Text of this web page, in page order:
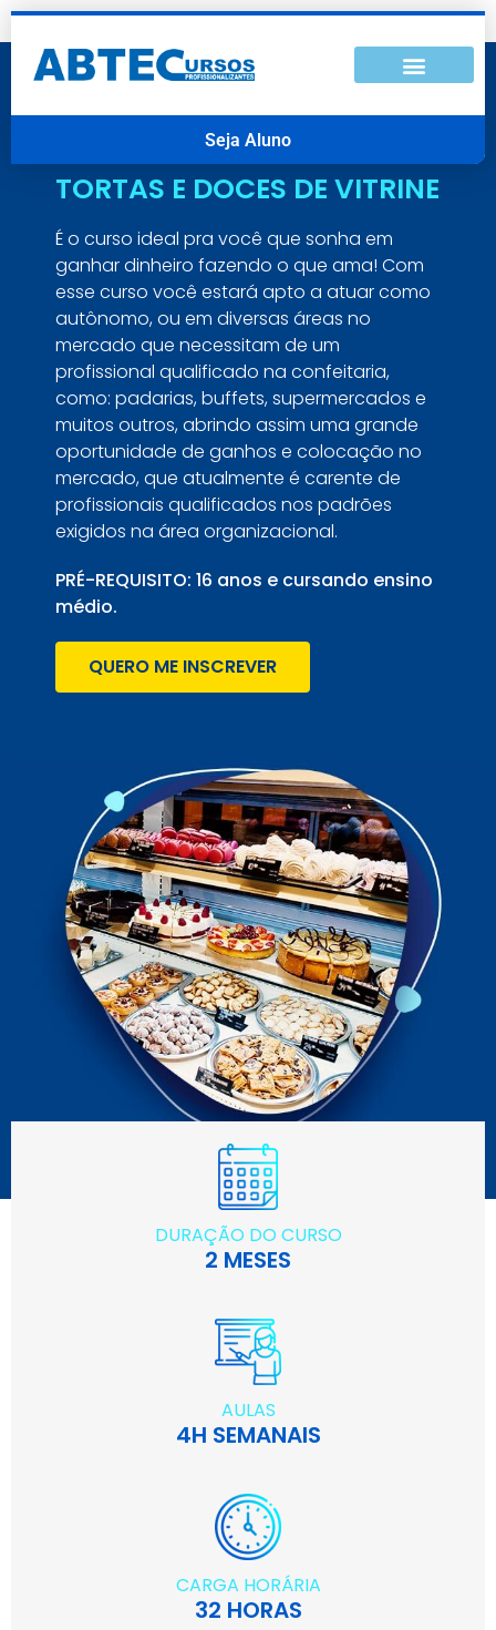
Seja Aluno
TORTAS E DOCES DE VITRINE
É o curso ideal pra você que sonha em
ganhar dinheiro fazendo o que ama! Com
esse curso você estará apto a atuar como
autônomo, ou em diversas áreas no
mercado que necessitam de um
profissional qualificado na confeitaria,
como: padarias, buffets, supermercados e
muitos outros, abrindo assim uma grande
oportunidade de ganhos e colocação no
mercado, que atualmente é carente de
profissionais qualificados nos padrões
exigidos na área organizacional.
PRÉ-REQUISITO: 16 anos e cursando ensino
médio.
QUERO ME INSCREVER
DURAÇÃO DO CURSO
2 MESES
AULAS
4H SEMANAIS
CARGA HORÁRIA
32 HORAS